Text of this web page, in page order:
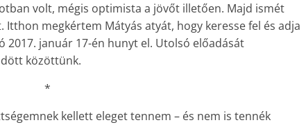
volt, mégis optimista a jövőt illetően. Majd ismét
megkértem Mátyás atyát, hogy keresse fel és adja
2017. január 17-én hunyt el. Utolsó előadását
közöttünk.
*
kellett eleget tennem – és nem is tennék